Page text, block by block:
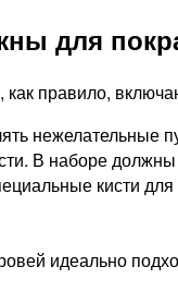
для
правило,
нежелательные
В наборе
кисти
идеально